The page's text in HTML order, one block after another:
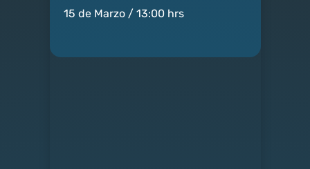
Suscríbete15 de Marzo / 13:00 hrs